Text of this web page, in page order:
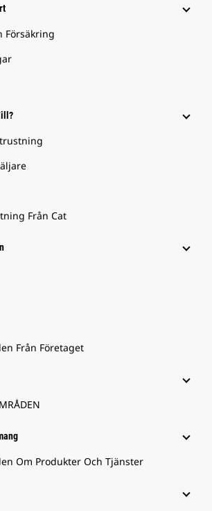
Försäkring
Från Cat
Från Företaget
Om Produkter Och Tjänster